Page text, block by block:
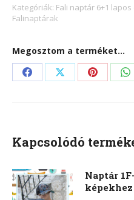
képekhez
mennyiség
Kategóriák: Fali naptár 6+1
Falinaptárak
Megosztom a terméket...
Share
on
Share
on
Share
on
Kapcsolódó
Naptár
képekhez